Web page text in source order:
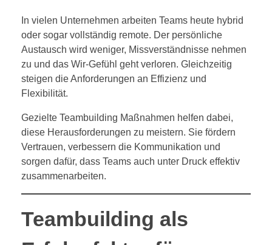
In vielen Unternehmen arbeiten Teams heute hybrid
oder sogar vollständig remote. Der persönliche
Austausch wird weniger, Missverständnisse nehmen
zu und das Wir-Gefühl geht verloren. Gleichzeitig
steigen die Anforderungen an Effizienz und
Flexibilität.
Gezielte Teambuilding Maßnahmen helfen dabei,
diese Herausforderungen zu meistern. Sie fördern
Vertrauen, verbessern die Kommunikation und
sorgen dafür, dass Teams auch unter Druck effektiv
zusammenarbeiten.
Teambuilding als